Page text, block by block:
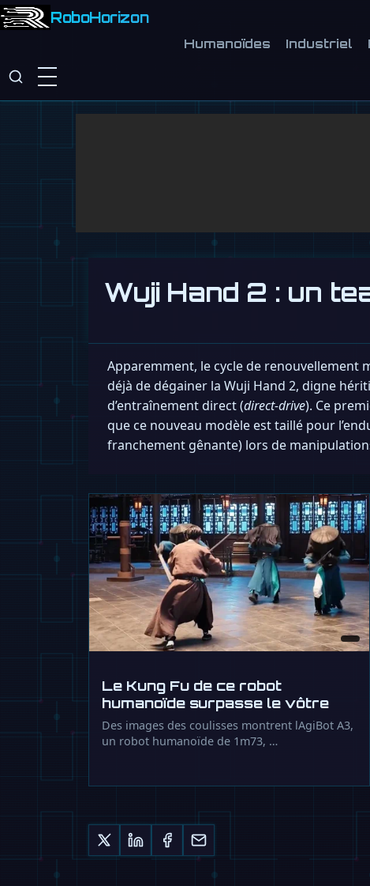
RoboHorizon
Humanoïdes Industriel
Wuji Hand 2 : un
Apparemment, le cycle de renouvellement
déjà de dégainer la Wuji Hand 2, digne
d’entraînement direct (direct-drive). Ce
que ce nouveau modèle est taillé pour
franchement gênante) lors de
Le Kung Fu de ce robot
humanoïde surpasse le vôtre
Des images des coulisses montrent lAgiBot A3,
un robot humanoïde de 1m73, …